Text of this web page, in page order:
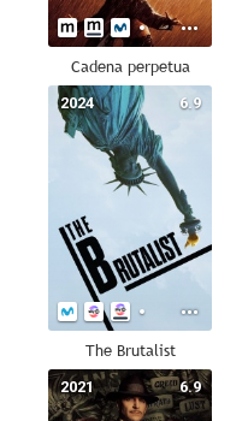
Cadena perpetua
6.9
2024
The Brutalist
6.9
2021